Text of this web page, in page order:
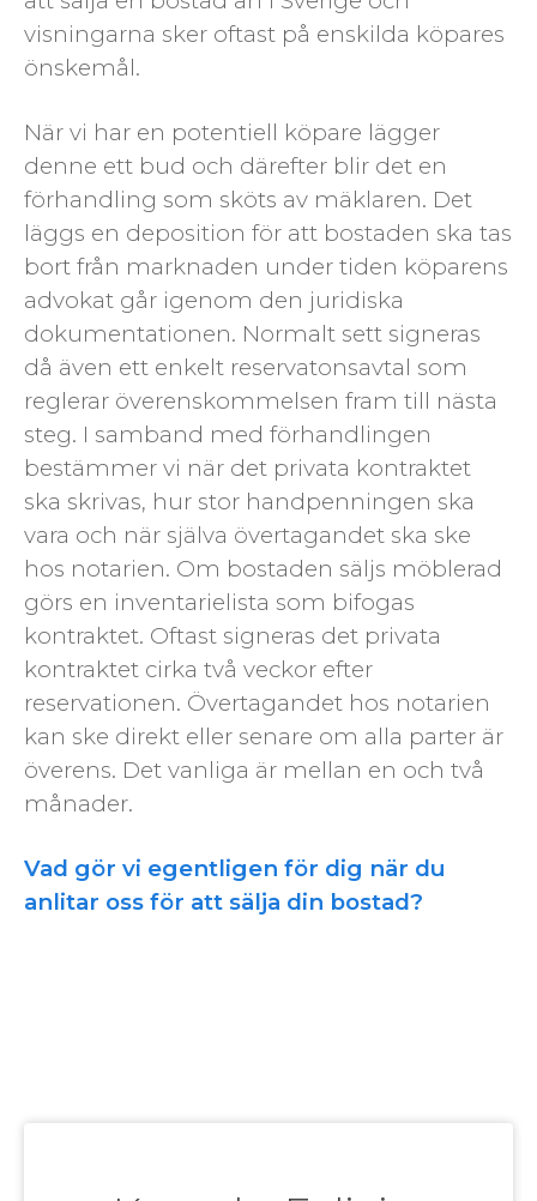
visningarna sker oftast på enskilda köpares
önskemål.
När vi har en potentiell köpare lägger
denne ett bud och därefter blir det en
förhandling som sköts av mäklaren. Det
läggs en deposition för att bostaden ska tas
bort från marknaden under tiden köparens
advokat går igenom den juridiska
dokumentationen. Normalt sett signeras
då även ett enkelt reservatonsavtal som
reglerar överenskommelsen fram till nästa
steg. I samband med förhandlingen
bestämmer vi när det privata kontraktet
ska skrivas, hur stor handpenningen ska
vara och när själva övertagandet ska ske
hos notarien. Om bostaden säljs möblerad
görs en inventarielista som bifogas
kontraktet. Oftast signeras det privata
kontraktet cirka två veckor efter
reservationen. Övertagandet hos notarien
kan ske direkt eller senare om alla parter är
överens. Det vanliga är mellan en och två
månader.
Vad gör vi egentligen för dig när du
anlitar oss för att sälja din bostad?